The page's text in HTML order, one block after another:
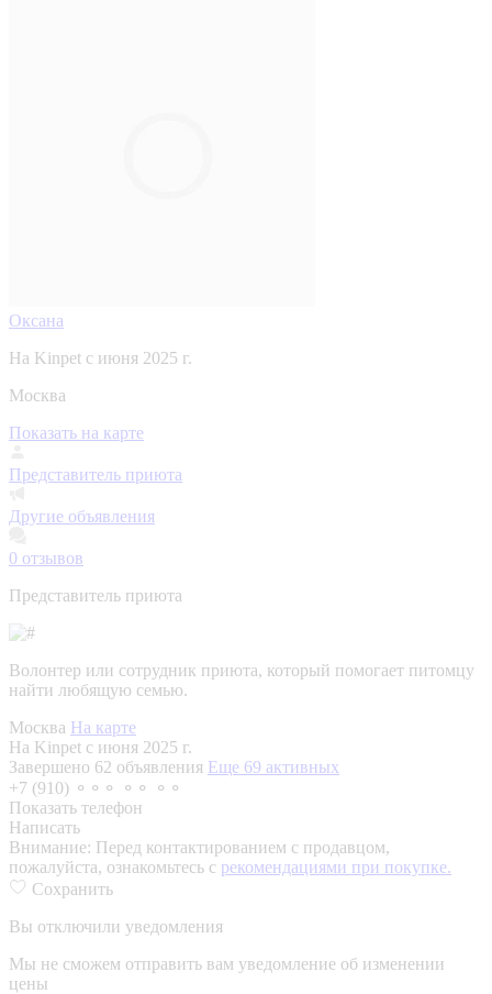
Оксана
На Kinpet c июня 2025 г.
Москва
Показать на карте
Представитель приюта
Другие объявления
0 отзывов
Представитель приюта
Волонтер или сотрудник приюта, который помогает питомцу
найти любящую семью.
Москва На карте
На Kinpet c июня 2025 г.
Завершено 62 объявления Еще 69 активных
+7 (910) ⚬⚬⚬ ⚬⚬ ⚬⚬
Показать телефон
Написать
Внимание: Перед контактированием с продавцом,
пожалуйста, ознакомьтесь с рекомендациями при покупке.
Сохранить
Вы отключили уведомления
Мы не сможем отправить вам уведомление об изменении
цены